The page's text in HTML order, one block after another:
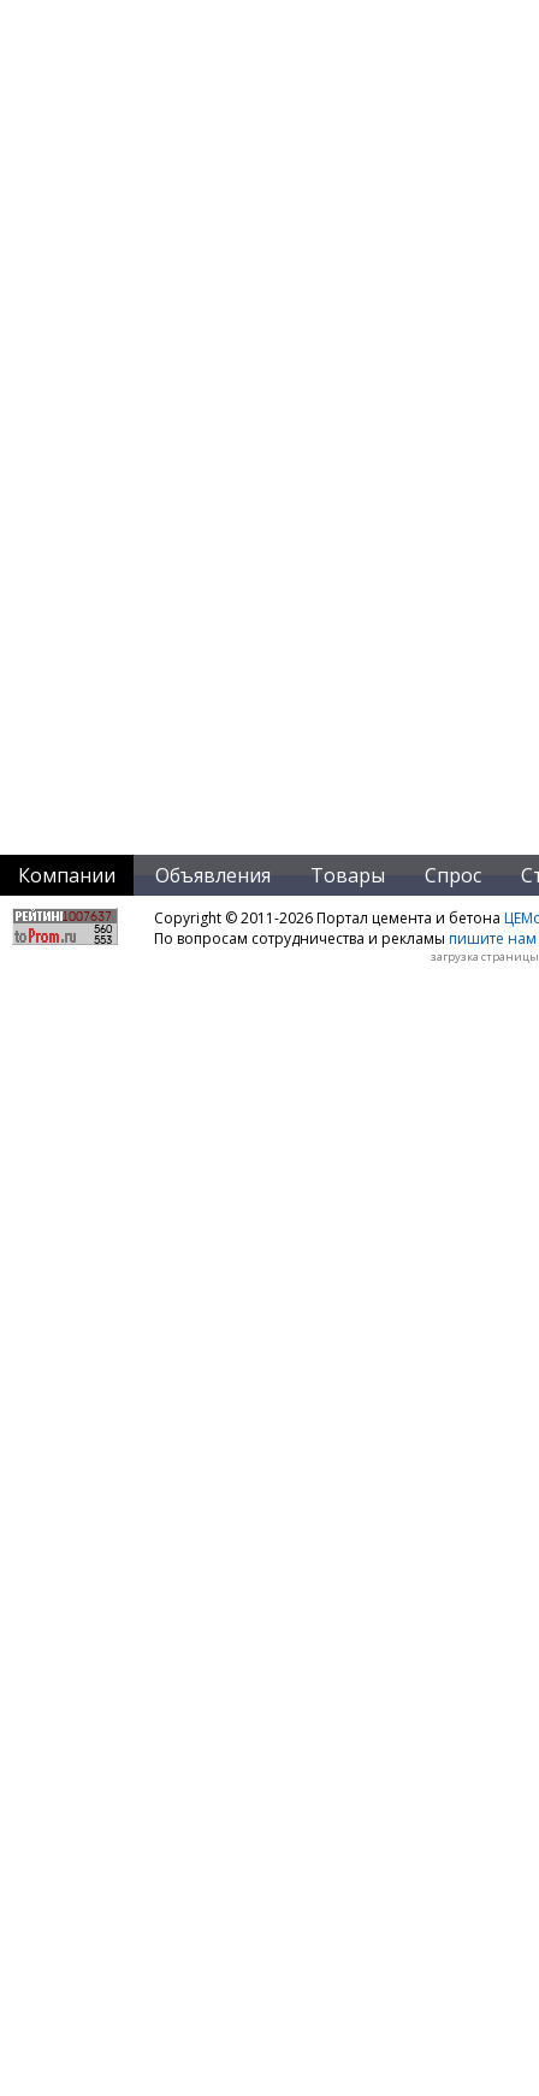
Компании Объявления Товары Спрос
Copyright © 2011-2026 Портал цемента и бетона
По вопросам сотрудничества и рекламы пишите нам
загрузка